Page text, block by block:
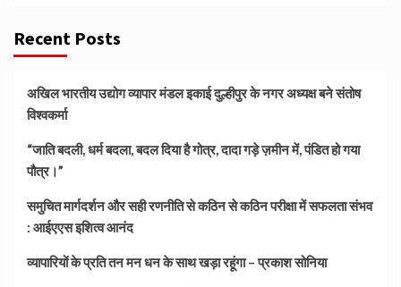
Recent Posts
अखिल भारतीय उद्योग व्यापार मंडल इकाई दुल्हीपुर के नगर अध्यक्ष बने संतोष
विश्वकर्मा
“जाति बदली, धर्म बदला, बदल दिया है गोत्र, दादा गड़े ज़मीन में, पंडित हो गया
पौत्र।”
समुचित मार्गदर्शन और सही रणनीति से कठिन से कठिन परीक्षा में सफलता संभव
: आईएएस इशित्व आनंद
व्यापारियों के प्रति तन मन धन के साथ खड़ा रहूंगा – प्रकाश सोनिया